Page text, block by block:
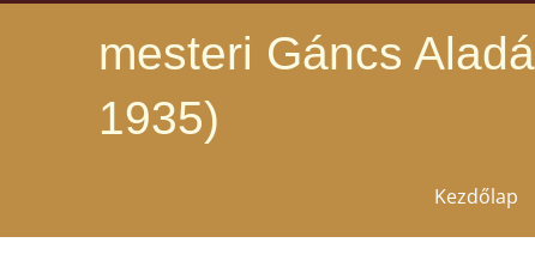
mesteri Gáncs
1935)
Kezdőlap